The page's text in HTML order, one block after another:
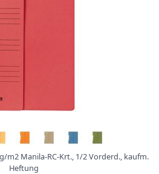
m2 Manila-RC-Krt., 1/2 Vorderd., kaufm.
Heftung